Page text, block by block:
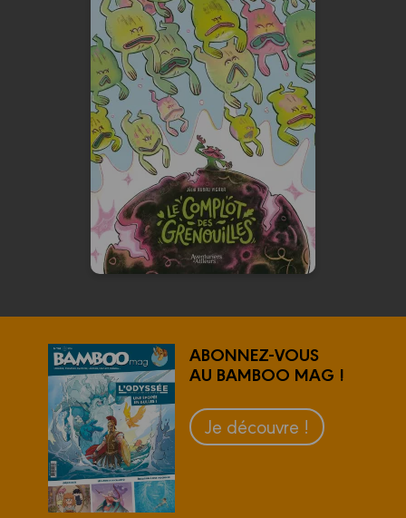
Le complot des
grenouilles
Date de parution :
29/04/2026
Sous la mare, un complot se
prépare…
En voir +
ABONNEZ-VOUS
AU BAMBOO MAG !
Je découvre !